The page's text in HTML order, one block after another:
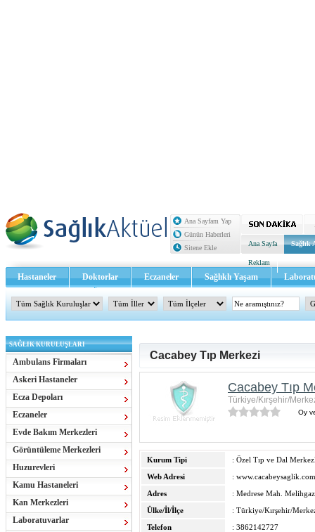
Ana Sayfam Yap
Günün Haberleri
Sitene Ekle
Ana Sayfa Sağlık
Reklam
Hastaneler Doktorlar Eczaneler Sağlıklı Yaşam
Sağlık TV - Video İletişim
SAĞLIK KURULUŞLARI
Ambulans Firmaları
Askeri Hastaneler
Ecza Depoları
Eczaneler
Evde Bakım Merkezleri
Görüntüleme Merkezleri
Huzurevleri
Kamu Hastaneleri
Kan Merkezleri
Laboratuvarlar
Cacabey Tıp Merkezi
Cacabey Tıp
Türkiye/Kırşehir/
Oy
Kurum Tipi
: Özel Tıp ve Dal
Web Adresi
:
Adres
: Medrese Mah.
Ülke/İl/İlçe
: Türkiye/Kırşehir/
Telefon
: 3862142727